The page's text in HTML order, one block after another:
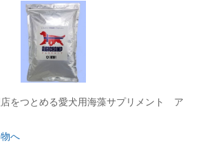
店をつとめる愛犬用海藻サプリメント ア
へ